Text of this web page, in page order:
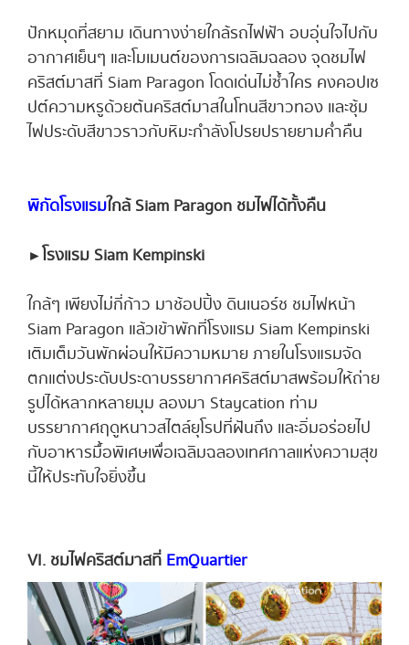
ปักหมุดที่สยาม เดินทางง่ายใกล้รถไฟฟ้า อบอุ่นใจไปกับ
อากาศเย็นๆ และโมเมนต์ของการเฉลิมฉลอง จุดชมไฟ
คริสต์มาสที่ Siam Paragon โดดเด่นไม่ซ้ำใคร คงคอปเซ
ปต์ความหรูด้วยต้นคริสต์มาสในโทนสีขาวทอง และซุ้ม
ไฟประดับสีขาวราวกับหิมะกำลังโปรยปรายยามค่ำคืน
พิกัดโรงแรมใกล้ Siam Paragon ชมไฟได้ทั้งคืน
►โรงแรม Siam Kempinski
ใกล้ๆ เพียงไม่กี่ก้าว มาช้อปปิ้ง ดินเนอร์ช ชมไฟหน้า
Siam Paragon แล้วเข้าพักที่โรงแรม Siam Kempinski
เติมเต็มวันพักผ่อนให้มีความหมาย ภายในโรงแรมจัด
ตกแต่งประดับประดาบรรยากาศคริสต์มาสพร้อมให้ถ่าย
รูปได้หลากหลายมุม ลองมา Staycation ท่าม
บรรยากาศฤดูหนาวสไตล์ยุโรปที่ฝันถึง และอิ่มอร่อยไป
กับอาหารมื้อพิเศษเพื่อเฉลิมฉลองเทศกาลแห่งความสุข
นี้ให้ประทับใจยิ่งขึ้น
VI. ชมไฟคริสต์มาสที่ EmQuartier